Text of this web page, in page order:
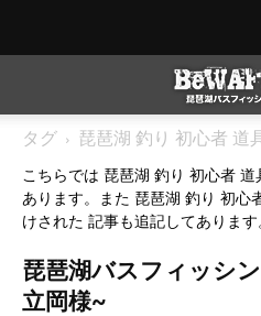
タグ 琵琶湖 釣り 初心者 道
こちらでは 琵琶湖 釣り 初心者
あります。また 琵琶湖 釣り 初心
けされた 記事も追記してあります
琵琶湖バスフィッシ
立岡様~